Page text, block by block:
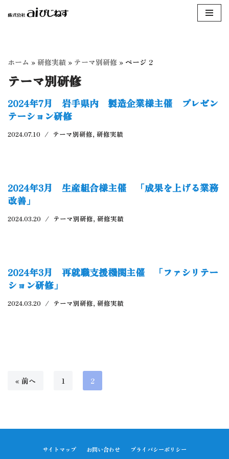
ン
ツ
ス
キ
ッ
ホーム » 研修実績 » テーマ別研修 » ページ 2
テーマ別研修
2024年7月 岩手県内 製造企業様主催 プレゼン
テーション研修
2024.07.10 テーマ別研修, 研修実績
2024年3月 生産組合様主催 「成果を上げる業務
改善」
2024.03.20 テーマ別研修, 研修実績
2024年3月 再就職支援機関主催 「ファシリテー
ション研修」
2024.03.20 テーマ別研修, 研修実績
« 前へ 1 2
サイトマップ お問い合わせ プライバシーポリシー